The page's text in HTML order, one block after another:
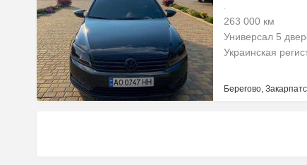
.
263 000 км
Универсал 5
Украинская
Берегово,